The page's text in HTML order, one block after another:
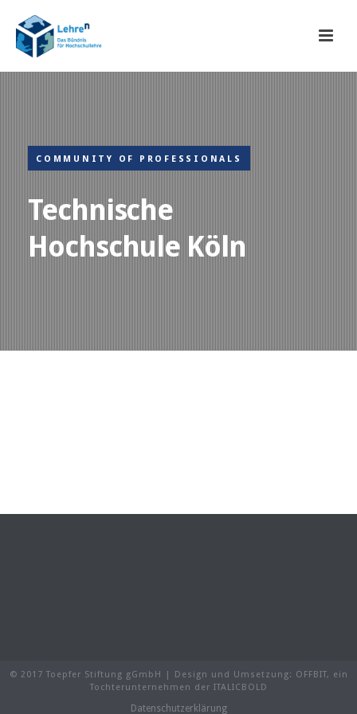
COMMUNITY OF PROFESSIONALS
Technische
Hochschule Köln
© 2017 Toepfer Stiftung gGmbH | Design und Umsetzung: OFFBIT, ein
Tochterunternehmen der ITALICBOLD
Datenschutzerklärung